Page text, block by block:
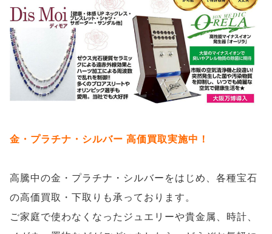
金・プラチナ・シルバー 高価買取実施中！
高騰中の金・プラチナ・シルバーをはじめ、各種宝石
の高価買取・下取りも承っております。
ご家庭で使わなくなったジュエリーや貴金属、時計、